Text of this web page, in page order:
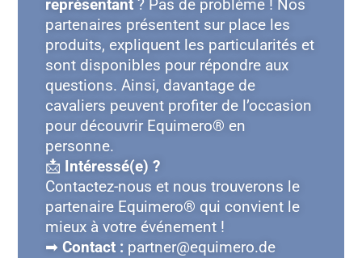
représentant? Pas de problème ! Nos
partenaires présentent sur place les
produits, expliquent les particularités et
sont disponibles pour répondre aux
questions. Ainsi, davantage de
cavaliers peuvent profiter de l’occasion
pour découvrir Equimero® en
personne.
📩 Intéressé(e) ?
Contactez-nous et nous trouverons le
partenaire Equimero® qui convient le
mieux à votre événement !
➡Contact : partner@equimero.de